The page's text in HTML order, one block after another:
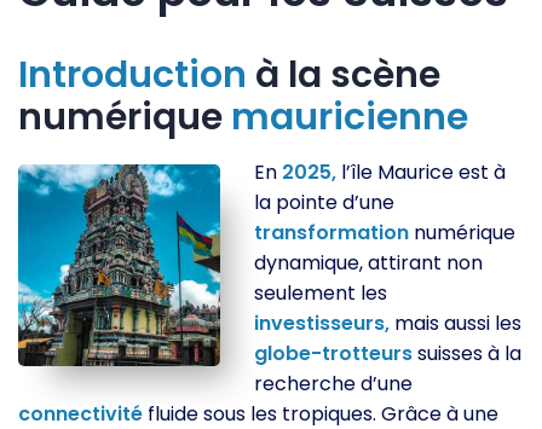
Introduction à la scène
numérique mauricienne
En 2025, l’île Maurice est à
la pointe d’une
transformation numérique
dynamique, attirant non
seulement les
investisseurs, mais aussi les
globe-trotteurssuisses à la
recherche d’une
connectivité fluide sous les tropiques. Grâce à une